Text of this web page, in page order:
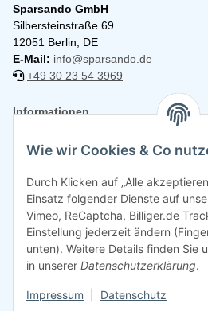
Sparsando GmbH
Silbersteinstraße 69
12051 Berlin, DE
E-Mail: info@sparsando.de
+49 30 23 54 3969
Informationen
Rechtliches
Wie wir Cookies & Co
Durch Klicken auf „Alle
Einsatz folgender Dienste auf
Vimeo, ReCaptcha, Billiger.de
Einstellung jederzeit ändern
unten). Weitere Details finden Sie
in unserer Datenschutzerklärung.
Impressum Datenschutz